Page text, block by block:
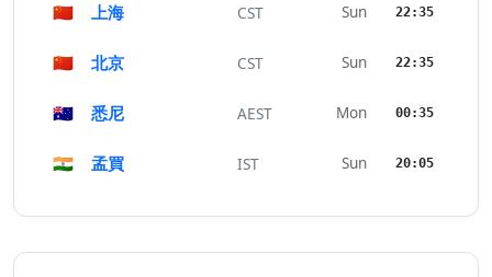
🇨🇳 上海 CST Sun 22:35
🇨🇳 北京 CST Sun 22:35
🇦🇺 悉尼 AEST Mon 00:35
🇮🇳 孟買 IST Sun 20:05